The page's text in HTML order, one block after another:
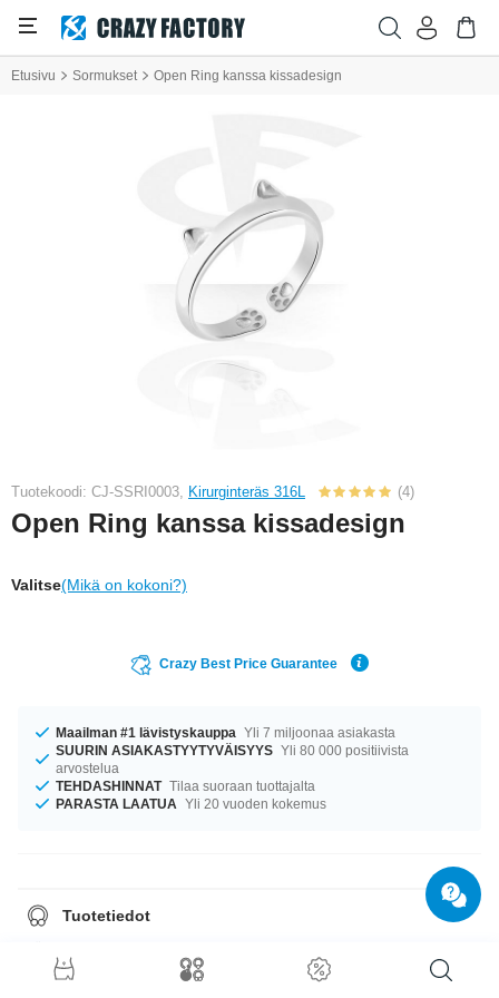
Etusivu Sormukset Open Ring kanssa kissadesign
Tuotekoodi: CJ-SSRI0003, Kirurginteräs 316L (4)
Open Ring kanssa kissadesign
Valitse(Mikä on kokoni?)
Crazy Best Price Guarantee
Maailman #1 lävistyskauppa Yli 7 miljoonaa asiakasta
SUURIN ASIAKASTYYTYVÄISYYS Yli 80 000 positiivista
arvostelua
TEHDASHINNAT Tilaa suoraan tuottajalta
PARASTA LAATUA Yli 20 vuoden kokemus
Tuotetiedot
mm. fantastinen tuote, joka luo nostetta mihin tahansa lookiin!